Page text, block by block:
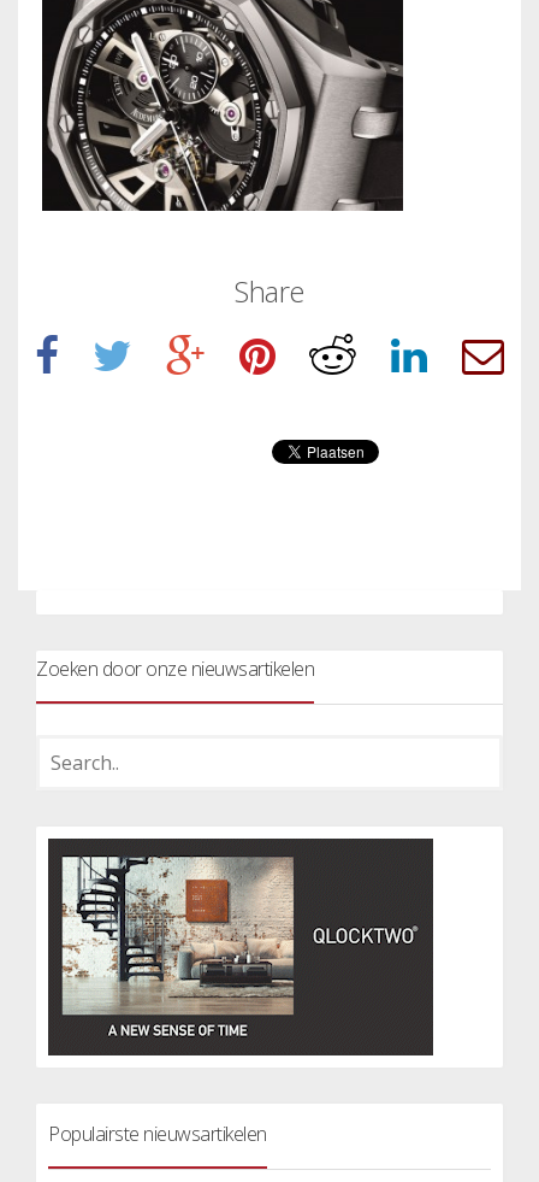
Share
Zoeken door onze nieuwsartikelen
Populairste nieuwsartikelen